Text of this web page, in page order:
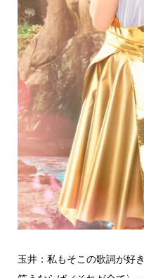
玉井：私もそこの歌詞が好